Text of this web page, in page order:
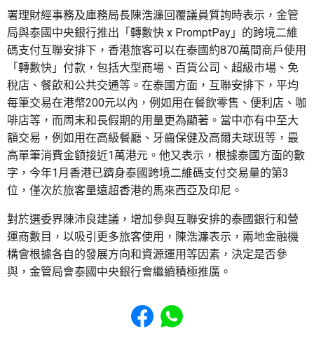
署理財經事務及庫務局長陳浩濂回覆議員質詢時表示，金管
局與泰國中央銀行推出「轉數快 x PromptPay」的跨境二維
碼支付互聯安排下，香港旅客可以在泰國約870萬間商戶使用
「轉數快」付款，包括大型商場、百貨公司、超級市場、免
稅店、餐飲和公共交通等。在泰國方面，互聯安排下，平均
每筆交易在港幣200元以內，例如用在餐飲零售、便利店、咖
啡店等，而周末和長假期的用量更為顯著。當中亦有中至大
額交易，例如用在高級餐廳、牙齒保健及高爾夫球班等，最
高單筆消費金額接近1萬港元。他又表示，根據泰國方面的數
字，今年1月香港已躋身泰國跨境二維碼支付交易量的第3
位，僅次於旅客量遠超香港的馬來西亞及印尼。
對於選委界陳沛良建議，增加參與互聯安排的泰國銀行和營
運商數目，以吸引更多旅客使用，陳浩濂表示，兩地金融機
構會根據各自的發展方向和資源運用等因素，決定是否參
與，金管局會泰國中央銀行會繼續積極推廣。
Share to Facebook
Share to WhatsApp